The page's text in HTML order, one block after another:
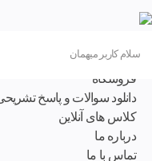
سلام کاربر میهمان
نوشته ها
فروشگاه
دانلود سوالات و پاسخ
کلاس های آنلاین
درباره ما
تماس با ما